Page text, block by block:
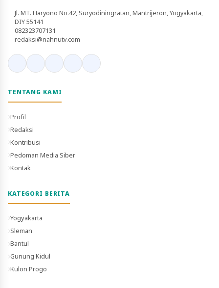
Jl. MT. Haryono No.42, Suryodiningratan, Mantrijeron, Yogyakarta,
DIY 55141
082323707131
redaksi@nahnutv.com
TENTANG KAMI
Profil
Redaksi
Kontribusi
Pedoman Media Siber
Kontak
KATEGORI BERITA
Yogyakarta
Sleman
Bantul
Gunung Kidul
Kulon Progo